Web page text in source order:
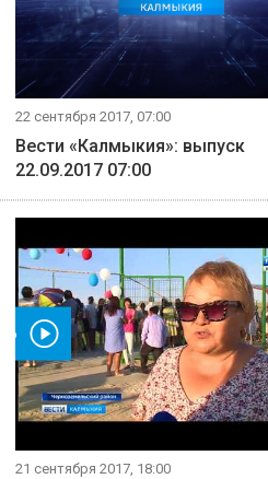
22 сентября 2017, 07:00
Вести «Калмыкия»: выпуск
22.09.2017 07:00
21 сентября 2017, 18:00